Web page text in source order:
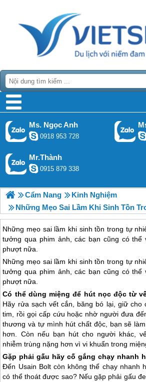
Ms. Ngọc Anh
0918 953 728
Mr.Thành
0915 879 338
Cẩm Nang
Kinh Nghiệm
Những Mẹo Sai Lầm Khi Sinh Tồn
Những mẹo sai lầm khi sinh tồn trong tự
tưởng qua phim ảnh, các bạn cũng có thể
phượt nữa.
Những mẹo sai lầm khi sinh tồn trong tự
tưởng qua phim ảnh, các bạn cũng có thể
phượt nữa.
Có thể dùng miệng để hút nọc độc từ
Hãy rửa sạch vết cắn, băng bó lại, giữ cho
tim, rồi gọi cấp cứu hoặc nhờ người đưa
thương và tự mình hút chất độc, bạn sẽ
hơn. Còn nếu bạn hút cho người khác,
nhiễm trùng nặng hơn vì vi khuẩn trong
Gặp phải gấu hãy cố gắng chạy nhanh
Đến Usain Bolt còn không thể chạy nhanh
có thể thoát được sao? Nếu gặp phải gấu